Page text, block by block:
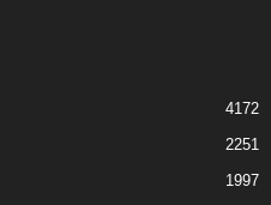
4172
2251
1997